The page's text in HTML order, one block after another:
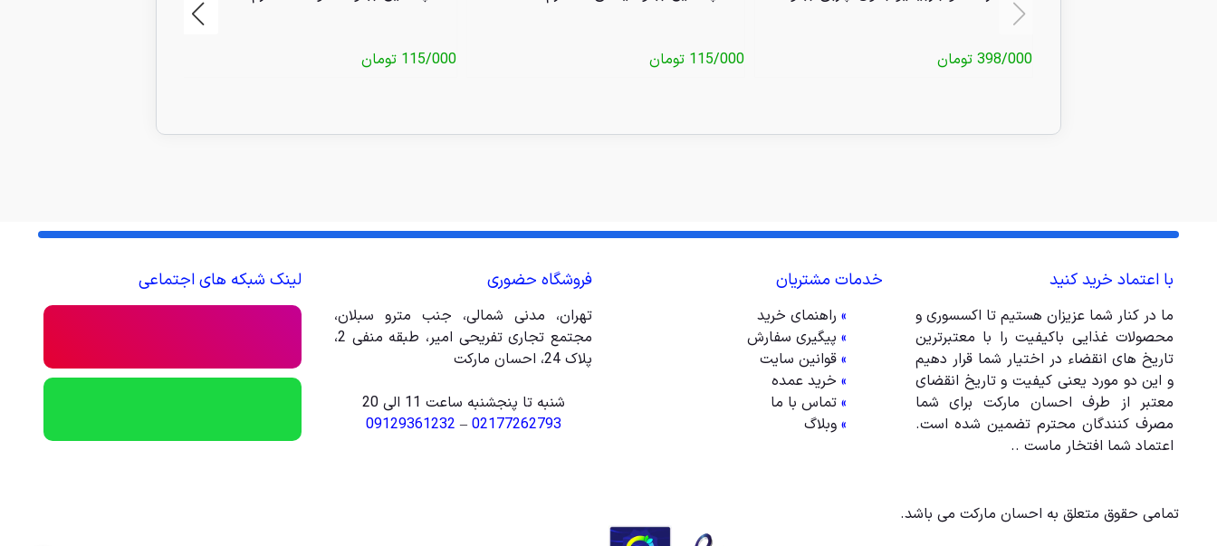
398/000 تومان 115/000 تومان 115/000 تومان
با اعتماد خرید کنید
ما در کنار شما عزیزان هستیم تا اکسسوری و
محصولات غذایی باکیفیت را با معتبرترین
تاریخ های انقضاء در اختیار شما قرار دهیم
و این دو مورد یعنی کیفیت و تاریخ انقضای
معتبر از طرف احسان مارکت برای شما
مصرف کنندگان محترم تضمین شده است.
اعتماد شما افتخار ماست ..
خدمات مشتریان
» راهنمای خرید
» پیگیری سفارش
» قوانین سایت
» خرید عمده
» تماس با ما
» وبلاگ
فروشگاه حضوری
تهران، مدنی شمالی، جنب مترو سبلان،
مجتمع تجاری تفریحی امیر، طبقه منفی 2،
پلاک 24، احسان مارکت
شنبه تا پنجشنبه ساعت 11 الی 20
02177262793
–
09129361232
لینک شبکه های اجتماعی
تمامی حقوق متعلق به احسان مارکت می باشد.